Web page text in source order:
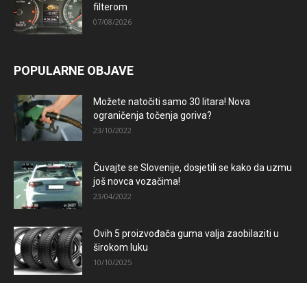
filterom
07/08/2026
POPULARNE OBJAVE
Možete natočiti samo 30 litara! Nova
ograničenja točenja goriva?
23/10/2022
Čuvajte se Slovenije, dosjetili se kako da uzmu
još novca vozačima!
23/04/2022
Ovih 5 proizvođača guma valja zaobilaziti u
širokom luku
10/10/2025